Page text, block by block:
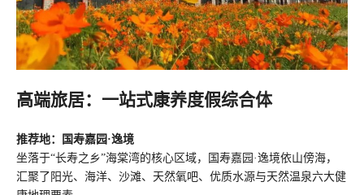
高端旅居： 一站式康养度假综合体
推荐地：国寿嘉园·逸境
坐落于“长寿之乡”海棠湾的核心区域，国寿嘉园·逸境依山傍海，
汇聚了阳光、海洋、沙滩、天然氧吧、优质水源与天然温泉六大健